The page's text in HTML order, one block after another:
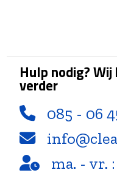
Hulp nodig?
verder
085 - 06
ma. - vr.